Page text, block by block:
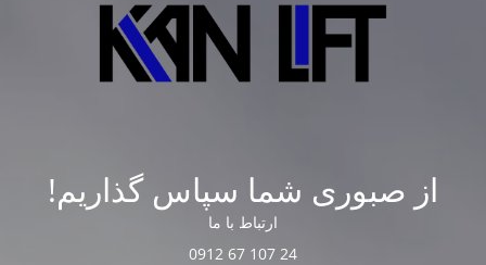
از صبوری شما سپاس گذاریم!
ارتباط با ما
24 107 67 0912